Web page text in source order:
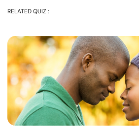
RELATED QUIZ :